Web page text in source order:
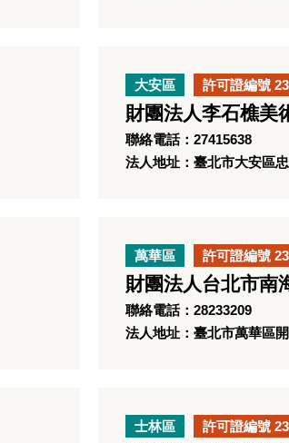
大安區 許可證編號
財團法人李石樵美
聯絡電話：27415638
法人地址：臺北市大安區
萬華區 許可證編號
財團法人台北市南
聯絡電話：28233209
法人地址：臺北市萬華區
士林區 許可證編號